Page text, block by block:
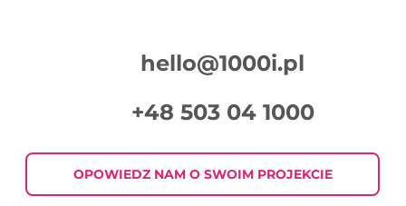
Podsumowanie Tygodnia w Digital
Marketingu 2026-07-30
hello@1000i.pl
+48 503 04 1000
OPOWIEDZ NAM O SWOIM PROJEKCIE